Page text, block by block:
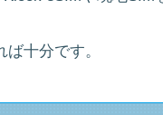
十分です。